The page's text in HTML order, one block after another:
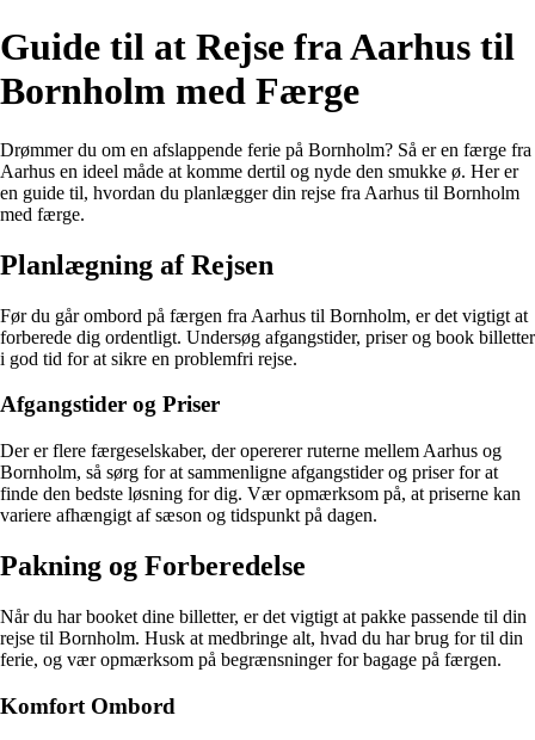
Guide til at Rejse fra Aarhus til
Bornholm med Færge
Drømmer du om en afslappende ferie på Bornholm? Så er en færge fra
Aarhus en ideel måde at komme dertil og nyde den smukke ø. Her er
en guide til, hvordan du planlægger din rejse fra Aarhus til Bornholm
med færge.
Planlægning af Rejsen
Før du går ombord på færgen fra Aarhus til Bornholm, er det vigtigt at
forberede dig ordentligt. Undersøg afgangstider, priser og book billetter
i god tid for at sikre en problemfri rejse.
Afgangstider og Priser
Der er flere færgeselskaber, der opererer ruterne mellem Aarhus og
Bornholm, så sørg for at sammenligne afgangstider og priser for at
finde den bedste løsning for dig. Vær opmærksom på, at priserne kan
variere afhængigt af sæson og tidspunkt på dagen.
Pakning og Forberedelse
Når du har booket dine billetter, er det vigtigt at pakke passende til din
rejse til Bornholm. Husk at medbringe alt, hvad du har brug for til din
ferie, og vær opmærksom på begrænsninger for bagage på færgen.
Komfort Ombord